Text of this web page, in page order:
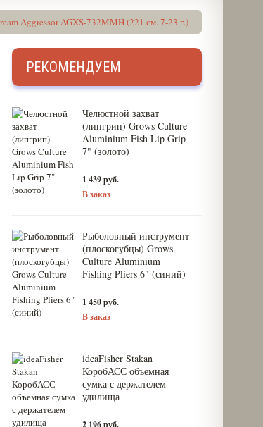
Aggressor AGXS-732MMH (221 см. 7-23 г.)
РЕКОМЕНДУЕМ
Челюстной захват
(липгрип) Grows Culture
Aluminium Fish Lip Grip
7" (золото)
1 439 руб.
В заказ
Рыболовный инструмент
(плоскогубцы) Grows
Culture Aluminium
Fishing Pliers 6" (синий)
1 450 руб.
В заказ
ideaFisher Stakan
КоробАСС объемная
сумка с держателем
удилища
2 196 руб.